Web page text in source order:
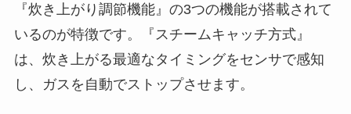
『炊き上がり調節機能』の3つの機能が搭載されて
いるのが特徴です。『スチームキャッチ方式』
は、炊き上がる最適なタイミングをセンサで感知
し、ガスを自動でストップさせます。